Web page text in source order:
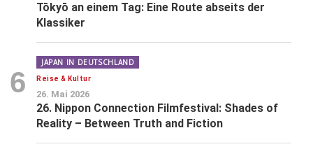
Tōkyō an einem Tag: Eine Route abseits der
Klassiker
6
JAPAN IN DEUTSCHLAND
Reise & Kultur
26. Mai 2026
26. Nippon Connection Filmfestival: Shades of
Reality – Between Truth and Fiction